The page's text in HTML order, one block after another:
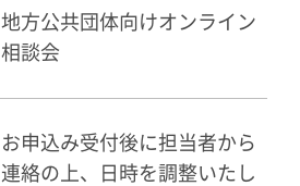
地方公共団体向けオンライン
相談会
お申込み受付後に担当者から
連絡の上、日時を調整いたし